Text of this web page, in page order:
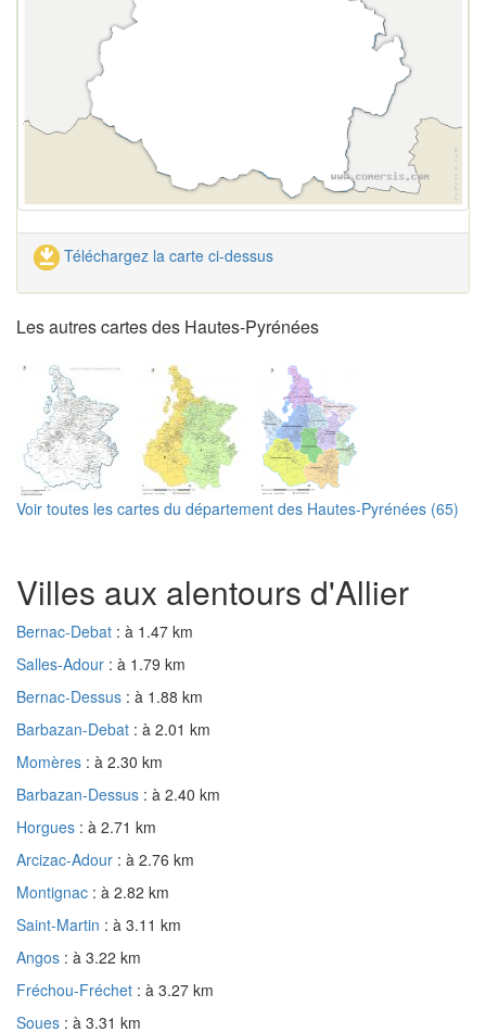
Téléchargez la carte ci-dessus
Les autres cartes des Hautes-Pyrénées
Voir toutes les cartes du département des Hautes-Pyrénées (65)
Villes aux alentours d'Allier
Bernac-Debat : à 1.47 km
Salles-Adour : à 1.79 km
Bernac-Dessus : à 1.88 km
Barbazan-Debat : à 2.01 km
Momères : à 2.30 km
Barbazan-Dessus : à 2.40 km
Horgues : à 2.71 km
Arcizac-Adour : à 2.76 km
Montignac : à 2.82 km
Saint-Martin : à 3.11 km
Angos : à 3.22 km
Fréchou-Fréchet : à 3.27 km
Soues : à 3.31 km